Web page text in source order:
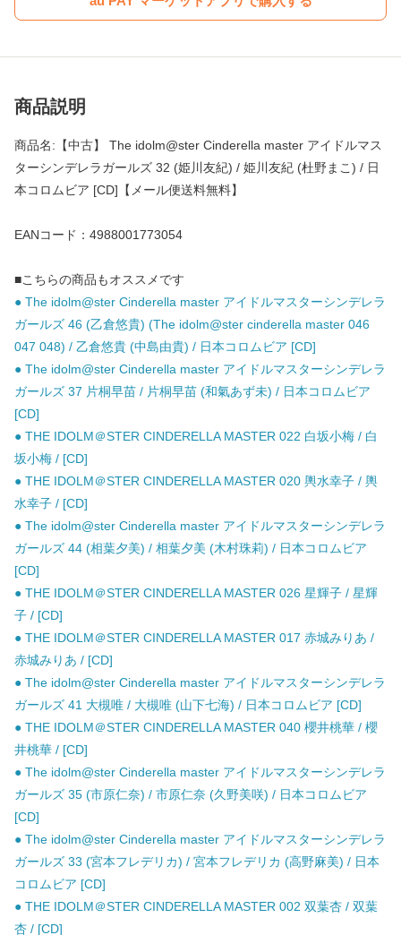
商品説明
商品名:【中古】 The idolm@ster Cinderella master アイドルマス
ターシンデレラガールズ 32 (姫川友紀) / 姫川友紀 (杜野まこ) / 日
本コロムビア [CD]【メール便送料無料】
EANコード：4988001773054
■こちらの商品もオススメです
● The idolm@ster Cinderella master アイドルマスターシンデレラ
ガールズ 46 (乙倉悠貴) (The idolm@ster cinderella master 046
047 048) / 乙倉悠貴 (中島由貴) / 日本コロムビア [CD]
● The idolm@ster Cinderella master アイドルマスターシンデレラ
ガールズ 37 片桐早苗 / 片桐早苗 (和氣あず未) / 日本コロムビア
[CD]
● THE IDOLM＠STER CINDERELLA MASTER 022 白坂小梅 / 白
坂小梅 / [CD]
● THE IDOLM＠STER CINDERELLA MASTER 020 輿水幸子 / 輿
水幸子 / [CD]
● The idolm@ster Cinderella master アイドルマスターシンデレラ
ガールズ 44 (相葉夕美) / 相葉夕美 (木村珠莉) / 日本コロムビア
[CD]
● THE IDOLM＠STER CINDERELLA MASTER 026 星輝子 / 星輝
子 / [CD]
● THE IDOLM＠STER CINDERELLA MASTER 017 赤城みりあ /
赤城みりあ / [CD]
● The idolm@ster Cinderella master アイドルマスターシンデレラ
ガールズ 41 大槻唯 / 大槻唯 (山下七海) / 日本コロムビア [CD]
● THE IDOLM＠STER CINDERELLA MASTER 040 櫻井桃華 / 櫻
井桃華 / [CD]
● The idolm@ster Cinderella master アイドルマスターシンデレラ
ガールズ 35 (市原仁奈) / 市原仁奈 (久野美咲) / 日本コロムビア
[CD]
● The idolm@ster Cinderella master アイドルマスターシンデレラ
ガールズ 33 (宮本フレデリカ) / 宮本フレデリカ (高野麻美) / 日本
コロムビア [CD]
● THE IDOLM＠STER CINDERELLA MASTER 002 双葉杏 / 双葉
杏 / [CD]